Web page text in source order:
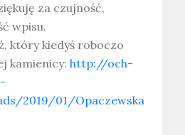
za czujność,
wpisu.
który kiedyś roboczo
kamienicy:http://och-
2019/01/Opaczewska